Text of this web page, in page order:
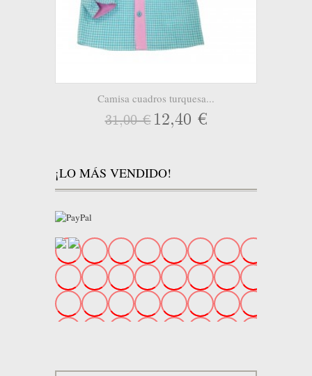
Camisa cuadros turquesa...
31,00 € 12,40 €
¡LO MÁS VENDIDO!